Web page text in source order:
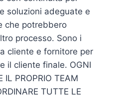
soluzioni adeguate e
che potrebbero
processo. Sono i
cliente e fornitore per
il cliente finale. OGNI
IL PROPRIO TEAM
TUTTE LE